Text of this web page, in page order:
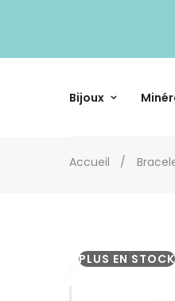
Bijoux
Accueil
PLUS EN STOCK